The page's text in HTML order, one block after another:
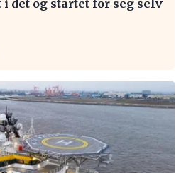
i det og startet for seg selv